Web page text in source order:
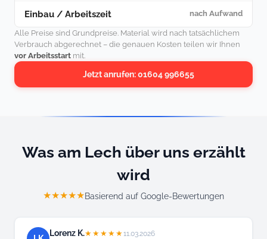
Einbau / Arbeitszeit nach Aufwand
Alle Preise sind Grundpreise. Material wird nach tatsächlichem
Verbrauch abgerechnet – die genauen Kosten teilen wir Ihnen
vor Arbeitsstart mit.
Jetzt anrufen: 01604 996655
Was am Lech über uns erzählt
wird
★★★★★Basierend auf Google-Bewertungen
Lorenz K.★★★★★11.03.2026